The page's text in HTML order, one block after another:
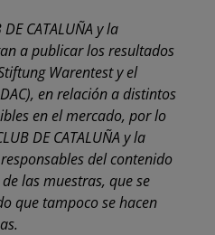
CATALUÑA y la
a publicar los resultados
Warentest y el
en relación a distintos
en el mercado, por lo
DE CATALUÑA y la
responsables del contenido
las muestras, que se
que tampoco se hacen